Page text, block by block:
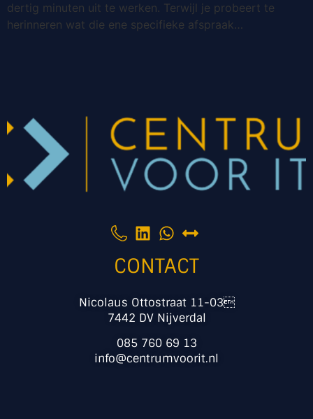
dertig minuten uit te werken. Terwijl je probeert te
herinneren wat die ene specifieke afspraak…
CONTACT
Nicolaus Ottostraat 11-03
7442 DV Nijverdal
085 760 69 13
info@centrumvoorit.nl